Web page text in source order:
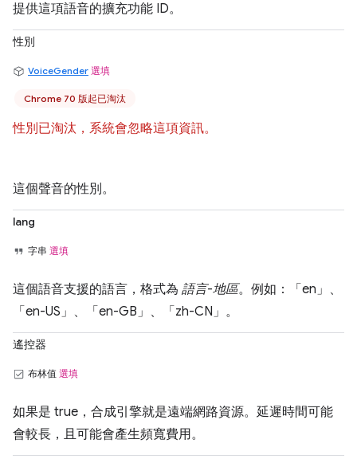
提供這項語音的擴充功能 ID。
性別
VoiceGender 選填
Chrome 70 版起已淘汰
性別已淘汰，系統會忽略這項資訊。
這個聲音的性別。
lang
字串 選填
這個語音支援的語言，格式為 語言-地區。例如：「en」、
「en-US」、「en-GB」、「zh-CN」。
遙控器
布林值 選填
如果是 true，合成引擎就是遠端網路資源。延遲時間可能
會較長，且可能會產生頻寬費用。